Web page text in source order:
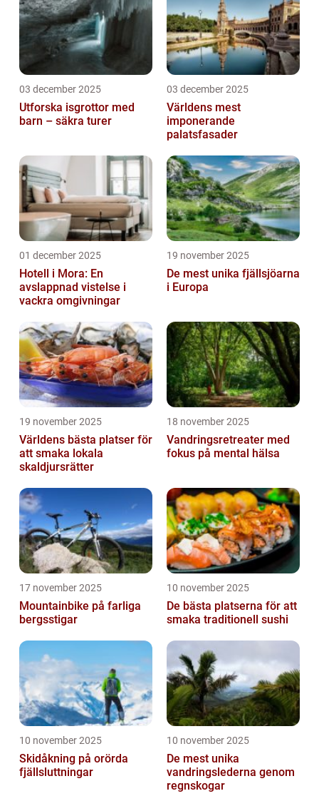
03 december 2025
Utforska isgrottor med
barn – säkra turer
03 december 2025
Världens mest
imponerande
palatsfasader
01 december 2025
Hotell i Mora: En
avslappnad vistelse i
vackra omgivningar
19 november 2025
De mest unika fjällsjöarna
i Europa
19 november 2025
Världens bästa platser för
att smaka lokala
skaldjursrätter
18 november 2025
Vandringsretreater med
fokus på mental hälsa
17 november 2025
Mountainbike på farliga
bergsstigar
10 november 2025
De bästa platserna för att
smaka traditionell sushi
10 november 2025
Skidåkning på orörda
fjällsluttningar
10 november 2025
De mest unika
vandringslederna genom
regnskogar